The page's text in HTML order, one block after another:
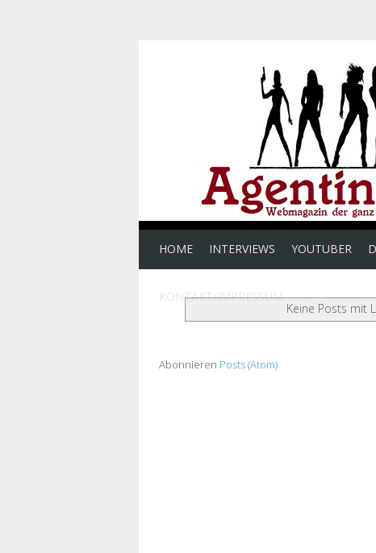
HOME INTERVIEWS YOUTUBER
KONTAKT/IMPRESSUM
Keine Posts mit
Abonnieren Posts (Atom)